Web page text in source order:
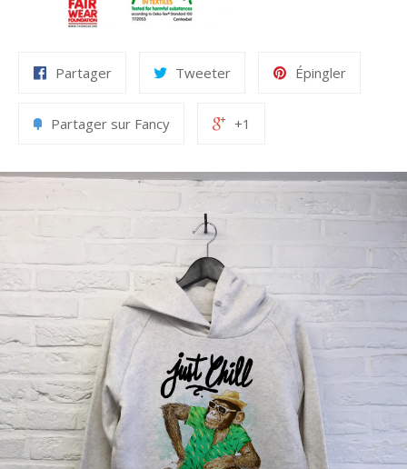
Partager Tweeter Épingler
Partager sur Fancy +1